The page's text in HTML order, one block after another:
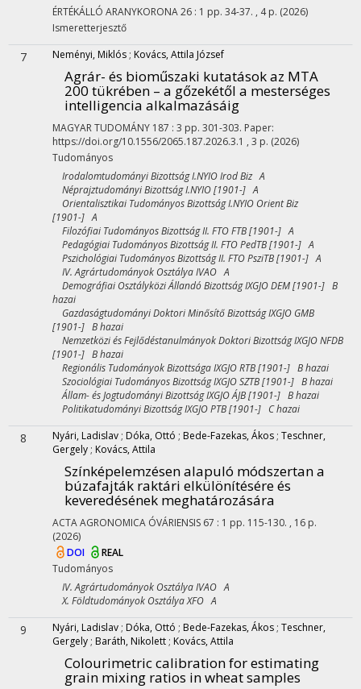
ÉRTÉKÁLLÓ ARANYKORONA26 : 1 pp. 34-37. , 4 p. (2026)
Ismeretterjesztő
7 Neményi, Miklós ; Kovács, Attila József
Agrár- és bioműszaki kutatások az MTA
200 tükrében – a gőzekétől a mesterséges
intelligencia alkalmazásáig
MAGYAR TUDOMÁNY 187 : 3 pp. 301-303. Paper:
https://doi.org/10.1556/2065.187.2026.3.1 , 3 p. (2026)
Tudományos
Irodalomtudományi Bizottság I.NYIO Irod Biz A
Néprajztudományi Bizottság I.NYIO [1901-] A
Orientalisztikai Tudományos Bizottság I.NYIO Orient Biz
[1901-] A
Filozófiai Tudományos Bizottság II. FTO FTB [1901-] A
Pedagógiai Tudományos Bizottság II. FTO PedTB [1901-] A
Pszichológiai Tudományos Bizottság II. FTO PsziTB [1901-] A
IV. Agrártudományok Osztálya IVAO A
Demográfiai Osztályközi Állandó Bizottság IXGJO DEM [1901-] B
hazai
Gazdaságtudományi Doktori Minősítő Bizottság IXGJO GMB
[1901-] B hazai
Nemzetközi és Fejlődéstanulmányok Doktori Bizottság IXGJO NFDB
[1901-] B hazai
Regionális Tudományok Bizottsága IXGJO RTB [1901-] B hazai
Szociológiai Tudományos Bizottság IXGJO SZTB [1901-] B hazai
Állam- és Jogtudományi Bizottság IXGJO ÁJB [1901-] B hazai
Politikatudományi Bizottság IXGJO PTB [1901-] C hazai
8 Nyári, Ladislav ; Dóka, Ottó ; Bede-Fazekas, Ákos ; Teschner,
Gergely ; Kovács, Attila
Színképelemzésen alapuló módszertan a
búzafajták raktári elkülönítésére és
keveredésének meghatározására
ACTA AGRONOMICA ÓVÁRIENSIS 67 : 1 pp. 115-130. , 16 p.
(2026)
DOI
REAL
Tudományos
IV. Agrártudományok Osztálya IVAO A
X. Földtudományok Osztálya XFO A
9 Nyári, Ladislav ; Dóka, Ottó ; Bede-Fazekas, Ákos ; Teschner,
Gergely ; Baráth, Nikolett ; Kovács, Attila
Colourimetric calibration for estimating
grain mixing ratios in wheat samples